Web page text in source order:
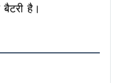
बैटरी है।